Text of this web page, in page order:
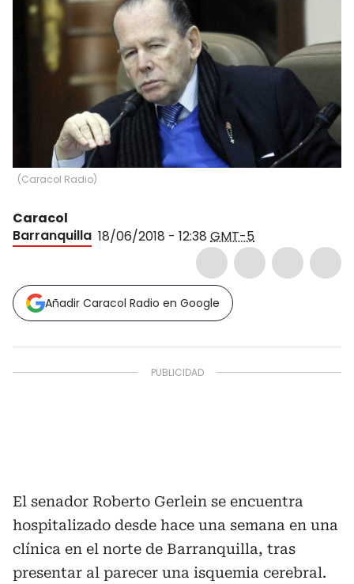
(Caracol Radio)
Caracol
Barranquilla 18/06/2018 - 12:38 GMT-5
Añadir Caracol Radio en Google
El senador Roberto Gerlein se encuentra
hospitalizado desde hace una semana en una
clínica en el norte de Barranquilla, tras
presentar al parecer una isquemia cerebral.